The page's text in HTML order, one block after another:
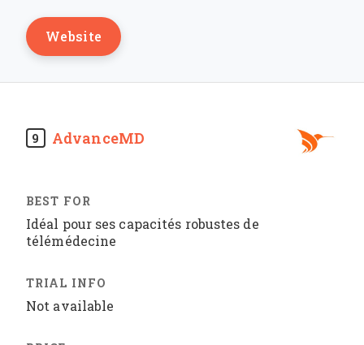
Website
9 AdvanceMD
Idéal pour ses capacités robustes de
télémédecine
Not available